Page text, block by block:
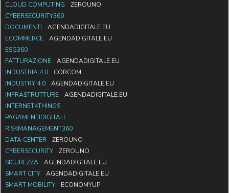
CLOUD COMPUTING
ZEROUNO
CYBERSECURITY360
DOCUMENTI
AGENDADIGITALE.EU
ECOMMERCE
AGENDADIGITALE.EU
ESG360
FATTURAZIONE
AGENDADIGITALE.EU
INDUSTRIA 4.0
CORCOM
INDUSTRY 4.0
AGENDADIGITALE.EU
INFRASTRUTTURE
AGENDADIGITALE.EU
INTERNET4THINGS
PAGAMENTIDIGITALI
RISKMANAGEMENT360
DATA CENTER
ZEROUNO
CYBERSECURITY
ZEROUNO
SICUREZZA
AGENDADIGITALE.EU
SMART CITY
AGENDADIGITALE.EU
SMART MOBILITY
ECONOMYUP